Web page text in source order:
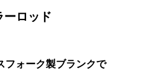
ーロッド
フォーク製ブランクで